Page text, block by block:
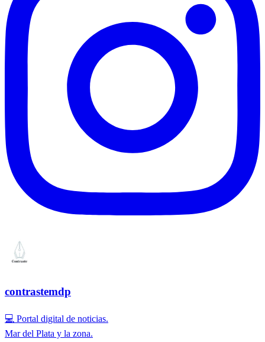
contrastemdp
💻 Portal digital de noticias.
Mar del Plata y la zona.